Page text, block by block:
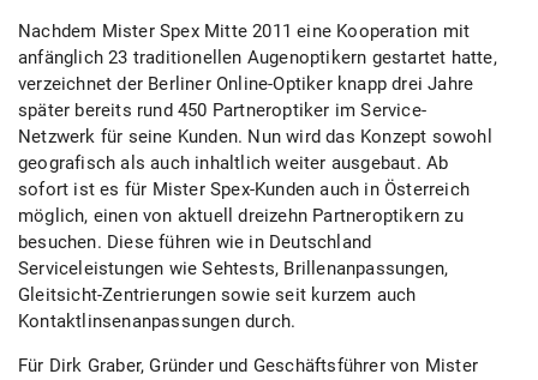
Nachdem Mister Spex Mitte 2011 eine Kooperation mit
anfänglich 23 traditionellen Augenoptikern gestartet hatte,
verzeichnet der Berliner Online-Optiker knapp drei Jahre
später bereits rund 450 Partneroptiker im Service-
Netzwerk für seine Kunden. Nun wird das Konzept sowohl
geografisch als auch inhaltlich weiter ausgebaut. Ab
sofort ist es für Mister Spex-Kunden auch in Österreich
möglich, einen von aktuell dreizehn Partneroptikern zu
besuchen. Diese führen wie in Deutschland
Serviceleistungen wie Sehtests, Brillenanpassungen,
Gleitsicht-Zentrierungen sowie seit kurzem auch
Kontaktlinsenanpassungen durch.
Für Dirk Graber, Gründer und Geschäftsführer von Mister